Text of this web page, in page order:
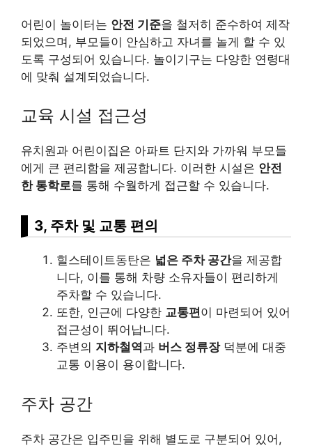
어린이 놀이터는 안전 기준을 철저히 준수하여 제작
되었으며, 부모들이 안심하고 자녀를 놀게 할 수 있
도록 구성되어 있습니다. 놀이기구는 다양한 연령대
에 맞춰 설계되었습니다.
교육 시설 접근성
유치원과 어린이집은 아파트 단지와 가까워 부모들
에게 큰 편리함을 제공합니다. 이러한 시설은 안전
한 통학로를 통해 수월하게 접근할 수 있습니다.
3, 주차 및 교통 편의
힐스테이트동탄은 넓은 주차 공간을 제공합
니다, 이를 통해 차량 소유자들이 편리하게
주차할 수 있습니다.
또한, 인근에 다양한 교통편이 마련되어 있어
접근성이 뛰어납니다.
주변의 지하철역과 버스 정류장덕분에 대중
교통 이용이 용이합니다.
주차 공간
주차 공간은 입주민을 위해 별도로 구분되어 있어,